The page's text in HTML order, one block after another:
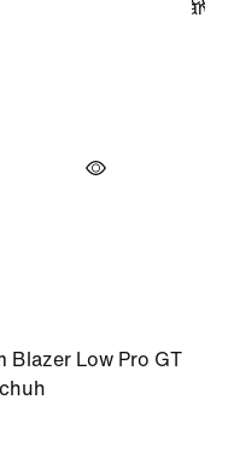
Blazer Low Pro GT